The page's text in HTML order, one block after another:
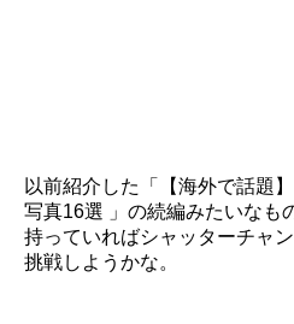
以前紹介した「【海外で話題
写真16選 」の続編みたいなも
持っていればシャッターチャ
挑戦しようかな。